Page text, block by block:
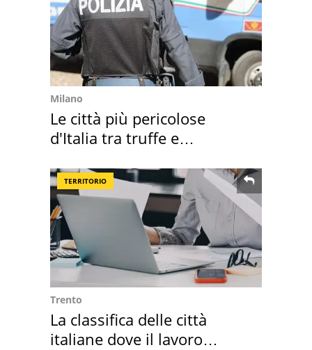
Milano
Le città più pericolose
d'Italia tra truffe e
TERRITORIO
Trento
La classifica delle città
italiane dove il lavoro